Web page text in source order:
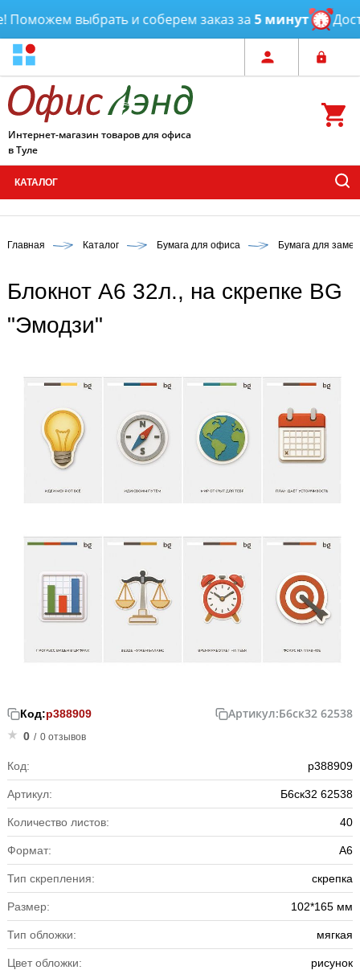
выбрать и соберем заказ за5 минут
Интернет-магазин товаров для офиса
в Туле
КАТАЛОГ
Главная Каталог Бумага для офиса Бумага для
Блокнот А6 32л., на скрепке BG
"Эмодзи"
Код:р388909 Артикул:Б6ск32 62538
0 / 0 отзывов
Код: р388909
Артикул: Б6ск32 62538
Количество листов: 40
Формат: А6
Тип скрепления: скрепка
Размер: 102*165 мм
Тип обложки: мягкая
Цвет обложки: рисунок